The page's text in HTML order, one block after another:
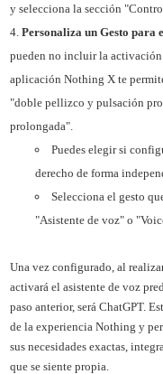
y selecciona la sección
Personaliza un Gesto para
pueden no incluir la activación
aplicación Nothing X te
"doble pellizco y pulsación
prolongada".
Puedes elegir si
derecho de forma
Selecciona el gesto
"Asistente de voz" o
Una vez configurado, al
activará el asistente de voz
paso anterior, será ChatGPT.
de la experiencia Nothing y
sus necesidades exactas,
que se siente propia.